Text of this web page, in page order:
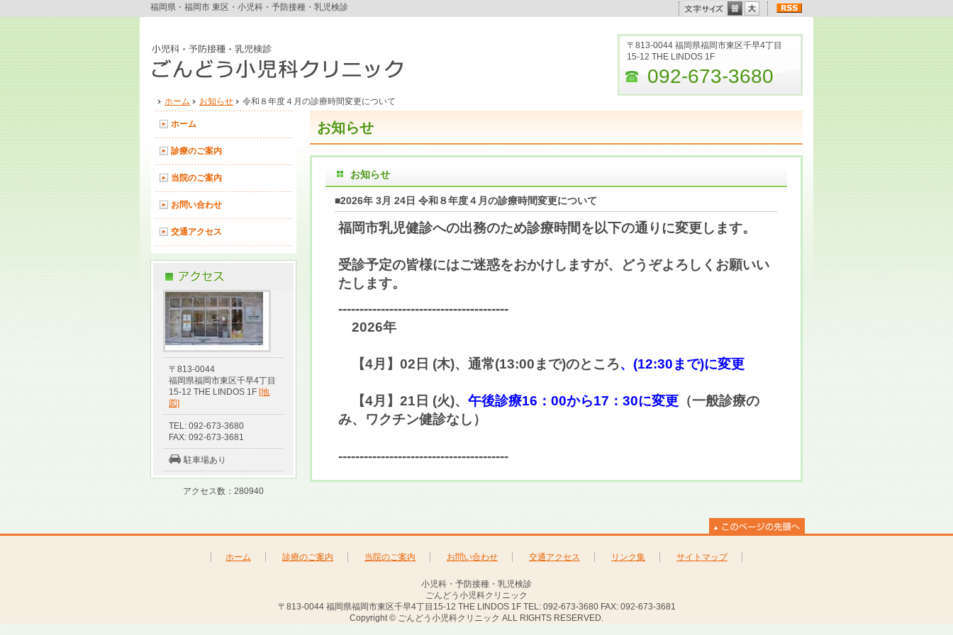
福岡県・福岡市 東区・小児科・予防接種・乳児検診
〒813-0044 福岡県福岡市東区千早4丁目
15-12 THE LINDOS 1F
092-673-3680
ホーム お知らせ 令和８年度４月の診療時間変更について
お知らせ
お知らせ
■2026年 3月 24日 令和８年度４月の診療時間変更について
福岡市乳児健診への出務のため診療時間を以下の通りに変更します。
受診予定の皆様にはご迷惑をおかけしますが、どうぞよろしくお願いい
たします。
----------------------------------------
2026年
【4月】02日 (木)、通常(13:00まで)のところ、(12:30まで)に変更
【4月】21日 (火)、 午後診療16：00から17：30に変更 （一般診療の
み、ワクチン健診なし）
----------------------------------------
ホーム
診療のご案内
当院のご案内
お問い合わせ
交通アクセス
〒813-0044
福岡県福岡市東区千早4丁目
15-12 THE LINDOS 1F [地
図]
TEL: 092-673-3680
FAX: 092-673-3681
駐車場あり
アクセス数：280940
ホーム 診療のご案内 当院のご案内 お問い合わせ 交通アクセス リンク集 サイトマップ
小児科・予防接種・乳児検診
ごんどう小児科クリニック
〒813-0044 福岡県福岡市東区千早4丁目15-12 THE LINDOS 1F TEL: 092-673-3680 FAX: 092-673-3681
Copyright © ごんどう小児科クリニック ALL RIGHTS RESERVED.